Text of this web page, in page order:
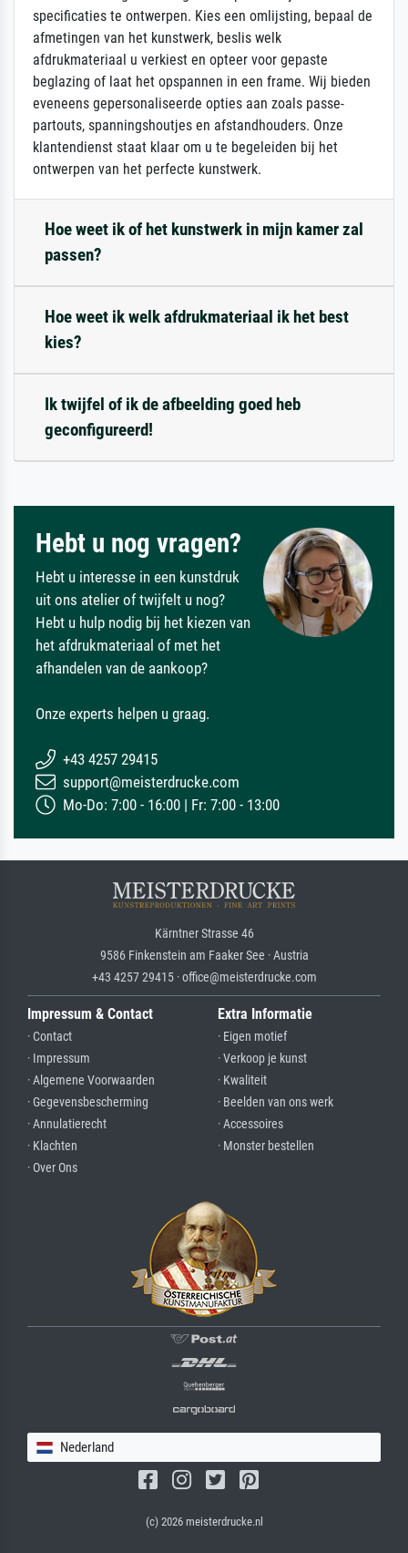
specificaties te ontwerpen. Kies een omlijsting, bepaal de
afmetingen van het kunstwerk, beslis welk
afdrukmateriaal u verkiest en opteer voor gepaste
beglazing of laat het opspannen in een frame. Wij bieden
eveneens gepersonaliseerde opties aan zoals passe-
partouts, spanningshoutjes en afstandhouders. Onze
klantendienst staat klaar om u te begeleiden bij het
ontwerpen van het perfecte kunstwerk.
Hoe weet ik of het kunstwerk in mijn kamer zal
passen?
Hoe weet ik welk afdrukmateriaal ik het best
kies?
Ik twijfel of ik de afbeelding goed heb
geconfigureerd!
Hebt u nog vragen?
Hebt u interesse in een kunstdruk
uit ons atelier of twijfelt u nog?
Hebt u hulp nodig bij het kiezen van
het afdrukmateriaal of met het
afhandelen van de aankoop?
Onze experts helpen u graag.
+43 4257 29415
support@meisterdrucke.com
Mo-Do: 7:00 - 16:00 | Fr: 7:00 - 13:00
Kärntner Strasse 46
9586 Finkenstein am Faaker See · Austria
+43 4257 29415 · office@meisterdrucke.com
Impressum & Contact
· Contact
· Impressum
· Algemene Voorwaarden
· Gegevensbescherming
· Annulatierecht
· Klachten
· Over Ons
Extra Informatie
· Eigen motief
· Verkoop je kunst
· Kwaliteit
· Beelden van ons werk
· Accessoires
· Monster bestellen
Nederland
(c) 2026 meisterdrucke.nl